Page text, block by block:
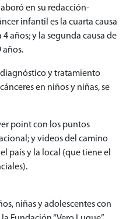
en su redacción-
infantil es la cuarta causa
años; y la segunda causa de
años.
diagnóstico y tratamiento
en niños y niñas, se
point con los puntos
y videos del camino
país y la local (que tiene el
niñas y adolescentes con